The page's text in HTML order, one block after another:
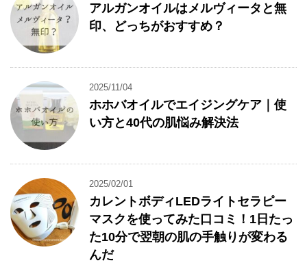
アルガンオイルはメルヴィータと無
印、どっちがおすすめ？
2025/11/04
ホホバオイルでエイジングケア｜使
い方と40代の肌悩み解決法
2025/02/01
カレントボディLEDライトセラピー
マスクを使ってみた口コミ！1日たっ
た10分で翌朝の肌の手触りが変わる
んだ